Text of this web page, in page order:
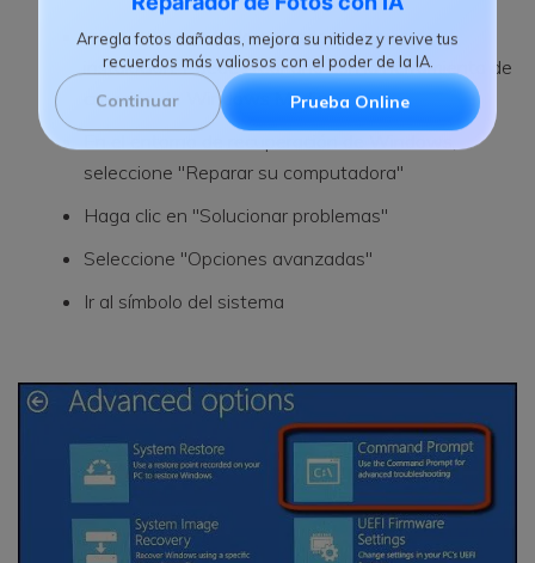
Reparador de Fotos con IA
Arregla fotos dañadas, mejora su nitidez y revive tus
recuerdos más valiosos con el poder de la IA.
Inicie su computadora desde un medio de
instalación. Puede crear uno con la herramienta de
creación de Windows Media.
seleccione "Reparar su computadora"
Haga clic en "Solucionar problemas"
Seleccione "Opciones avanzadas"
Ir al símbolo del sistema